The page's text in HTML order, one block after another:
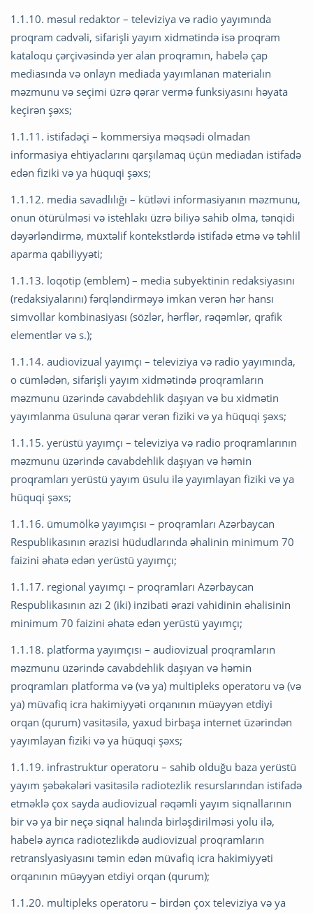
1.1.10. məsul redaktor – televiziya və radio yayımında
proqram cədvəli, sifarişli yayım xidmətində isə proqram
kataloqu çərçivəsində yer alan proqramın, habelə çap
mediasında və onlayn mediada yayımlanan materialın
məzmunu və seçimi üzrə qərar vermə funksiyasını həyata
keçirən şəxs;
1.1.11. istifadəçi – kommersiya məqsədi olmadan
informasiya ehtiyaclarını qarşılamaq üçün mediadan istifadə
edən fiziki və ya hüquqi şəxs;
1.1.12. media savadlılığı – kütləvi informasiyanın məzmunu,
onun ötürülməsi və istehlakı üzrə biliyə sahib olma, tənqidi
dəyərləndirmə, müxtəlif kontekstlərdə istifadə etmə və təhlil
aparma qabiliyyəti;
1.1.13. loqotip (emblem) – media subyektinin redaksiyasını
(redaksiyalarını) fərqləndirməyə imkan verən hər hansı
simvollar kombinasiyası (sözlər, hərflər, rəqəmlər, qrafik
elementlər və s.);
1.1.14. audiovizual yayımçı – televiziya və radio yayımında,
o cümlədən, sifarişli yayım xidmətində proqramların
məzmunu üzərində cavabdehlik daşıyan və bu xidmətin
yayımlanma üsuluna qərar verən fiziki və ya hüquqi şəxs;
1.1.15. yerüstü yayımçı – televiziya və radio proqramlarının
məzmunu üzərində cavabdehlik daşıyan və həmin
proqramları yerüstü yayım üsulu ilə yayımlayan fiziki və ya
hüquqi şəxs;
1.1.16. ümumölkə yayımçısı – proqramları Azərbaycan
Respublikasının ərazisi hüdudlarında əhalinin minimum 70
faizini əhatə edən yerüstü yayımçı;
1.1.17. regional yayımçı – proqramları Azərbaycan
Respublikasının azı 2 (iki) inzibati ərazi vahidinin əhalisinin
minimum 70 faizini əhatə edən yerüstü yayımçı;
1.1.18. platforma yayımçısı – audiovizual proqramların
məzmunu üzərində cavabdehlik daşıyan və həmin
proqramları platforma və (və ya) multipleks operatoru və (və
ya) müvafiq icra hakimiyyəti orqanının müəyyən etdiyi
orqan (qurum) vasitəsilə, yaxud birbaşa internet üzərindən
yayımlayan fiziki və ya hüquqi şəxs;
1.1.19. infrastruktur operatoru – sahib olduğu baza yerüstü
yayım şəbəkələri vasitəsilə radiotezlik resurslarından istifadə
etməklə çox sayda audiovizual rəqəmli yayım siqnallarının
bir və ya bir neçə siqnal halında birləşdirilməsi yolu ilə,
habelə ayrıca radiotezlikdə audiovizual proqramların
retranslyasiyasını təmin edən müvafiq icra hakimiyyəti
orqanının müəyyən etdiyi orqan (qurum);
1.1.20. multipleks operatoru – birdən çox televiziya və ya